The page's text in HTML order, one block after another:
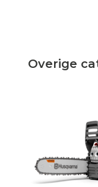
Overige